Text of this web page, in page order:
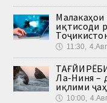
иқтисоди
🕔 11:30,
Ла-Ниня –
иқлими
🕔 10:00,